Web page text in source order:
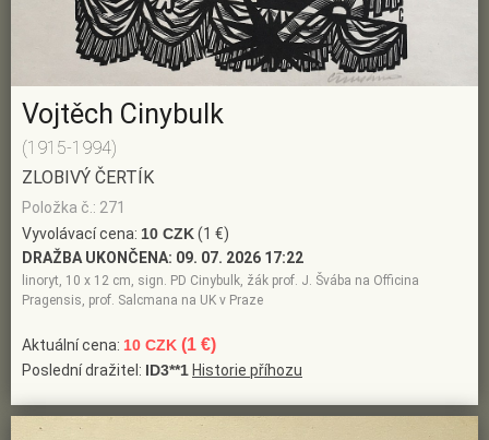
Vojtěch Cinybulk
(1915-1994)
ZLOBIVÝ ČERTÍK
Položka č.: 271
Vyvolávací cena: 10 CZK(1 €)
DRAŽBA UKONČENA: 09. 07. 2026 17:22
linoryt, 10 x 12 cm, sign. PD Cinybulk, žák prof. J. Švába na Officina
Pragensis, prof. Salcmana na UK v Praze
Aktuální cena: 10 CZK (1 €)
Poslední dražitel: ID3**1 Historie příhozu